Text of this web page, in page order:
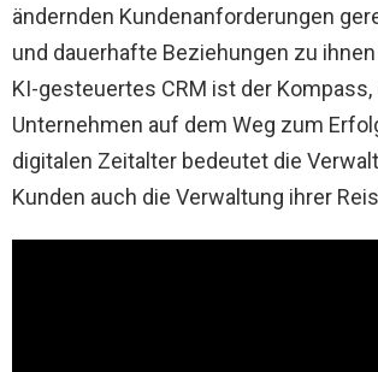
ändernden Kundenanforderungen
und dauerhafte Beziehungen zu
KI-gesteuertes CRM ist der Kompass,
Unternehmen auf dem Weg zum
digitalen Zeitalter bedeutet die
Kunden auch die Verwaltung ihrer